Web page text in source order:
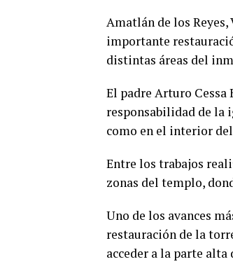
Amatlán de los
importante
distintas áreas del
El padre Arturo Cessa
responsabilidad de la
como en el interior
Entre los trabajos
zonas del templo,
Uno de los avances
restauración de la
acceder a la parte